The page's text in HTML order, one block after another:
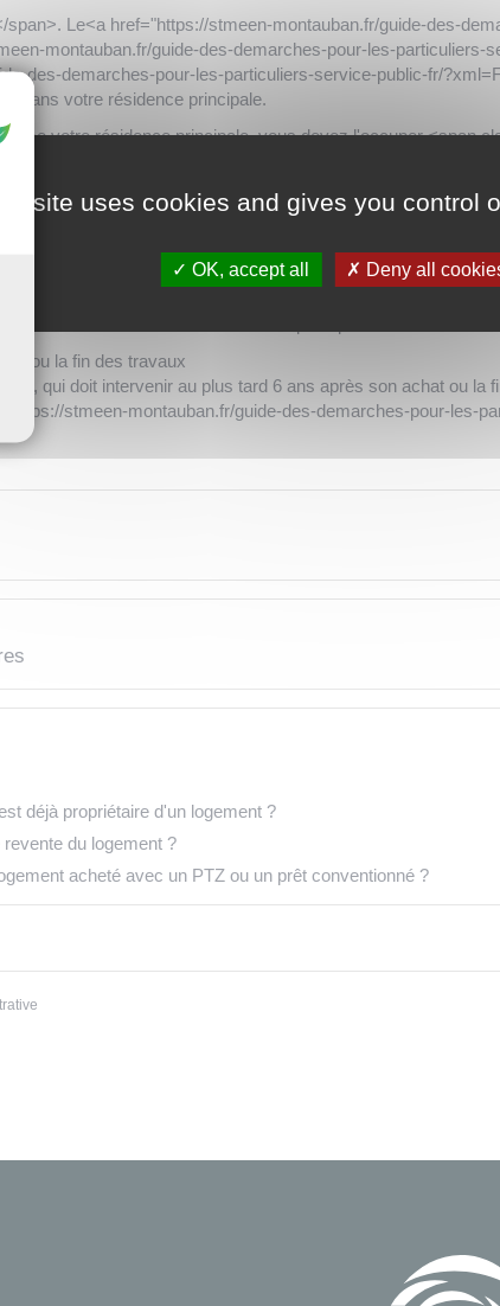
Le<a href="https://stmeen-montauban.fr/guide-des-
montauban.fr/guide-des-demarches-pour-les-
des-demarches-pour-les-particuliers-service-public-fr/
dans votre résidence principale.
votre résidence principale, vous devez l'occuper <span
de 8 mois par an peut tout de même être considéré
guide-des-demarches-pour-les-particuliers-
(déplacements réguliers, logement de fonction...)
de votre prochain départ à la retraite
ou le PAS doit être votre résidence principale :
ou la fin des travaux
qui doit intervenir au plus tard 6 ans après son achat ou
stmeen-montauban.fr/guide-des-demarches-pour-les-
déjà propriétaire d'un logement ?
du logement ?
acheté avec un PTZ ou un prêt conventionné ?
site uses cookies and gives you control
OK, accept all Deny all